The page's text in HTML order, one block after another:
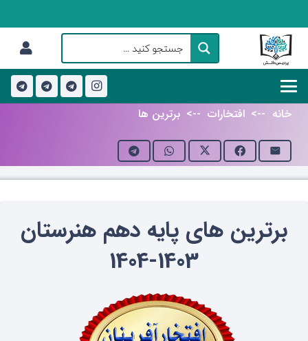
خانه --> افتخارات --> برترین ها
برترین های پایه دهم هنرستان
1403-1404